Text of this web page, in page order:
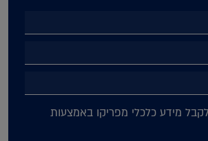
לקבל מידע כלכלי מפריקו באמצעות